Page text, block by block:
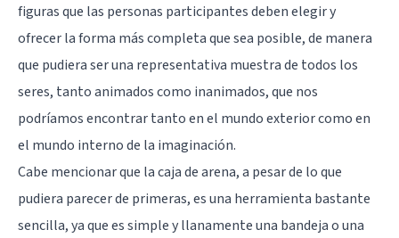
figuras que las personas participantes deben elegir y
ofrecer la forma más completa que sea posible, de manera
que pudiera ser una representativa muestra de todos los
seres, tanto animados como inanimados, que nos
podríamos encontrar tanto en el mundo exterior como en
el mundo interno de la imaginación.
Cabe mencionar que la caja de arena, a pesar de lo que
pudiera parecer de primeras, es una herramienta bastante
sencilla, ya que es simple y llanamente una bandeja o una